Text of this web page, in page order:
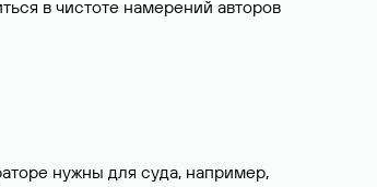
в чистоте намерений авторов
нужны для суда, например,